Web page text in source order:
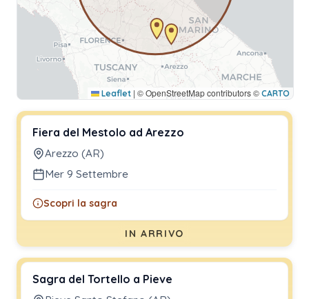
Leaflet | © OpenStreetMap contributors © CARTO
Fiera del Mestolo ad Arezzo
Arezzo (AR)
Mer 9 Settembre
Scopri la sagra
IN ARRIVO
Sagra del Tortello a Pieve